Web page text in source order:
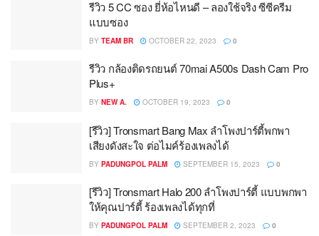
รีวิว 5 CC ซอง ยี่ห้อไหนดี – ลองใช้จริง ซีซีครีม
แบบซอง
BY TEAM BR OCTOBER 22, 2023 0
รีวิว กล้องติดรถยนต์ 70mai A500s Dash Cam Pro
Plus+
BY NEW A. OCTOBER 19, 2023 0
[รีวิว] Tronsmart Bang Max ลำโพงปาร์ตี้พกพา
เสียงดังสะใจ ต่อไมค์ร้องเพลงได้
BY PADUNGPOL PALM SEPTEMBER 15, 2023 0
[รีวิว] Tronsmart Halo 200 ลำโพงปาร์ตี้ แบบพกพา
ให้คุณปาร์ตี้ ร้องเพลงได้ทุกที่
BY PADUNGPOL PALM SEPTEMBER 2, 2023 0